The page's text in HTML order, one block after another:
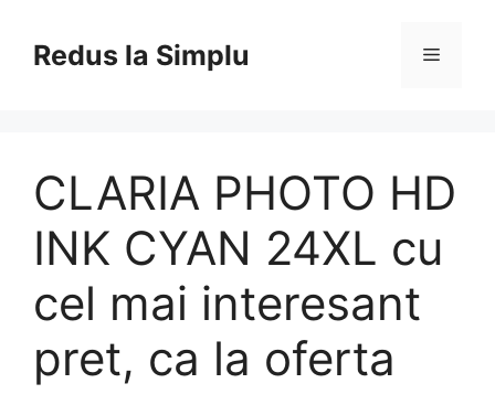
contentRedus la Simplu Menu
CLARIA PHOTO HD
INK CYAN 24XL cu
cel mai interesant
pret, ca la oferta